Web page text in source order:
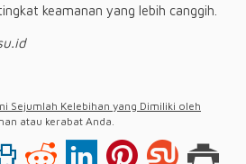
keamanan yang lebih canggih.
Sejumlah Kelebihan yang Dimiliki oleh
atau kerabat Anda.